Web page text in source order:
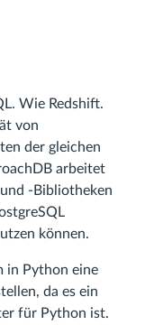
Wie Redshift.
von
der gleichen
arbeitet
-Bibliotheken
können.
in Python eine
da es ein
für Python ist.